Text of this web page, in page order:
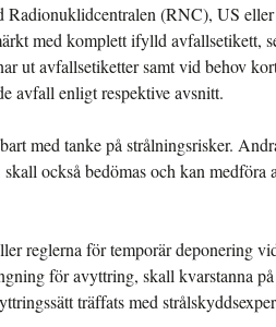
Radionuklidcentralen (RNC), US
med komplett ifylld avfallsetikett,
ut avfallsetiketter samt vid behov
avfall enligt respektive avsnitt.
med tanke på strålningsrisker.
också bedömas och kan medföra
reglerna för temporär deponering
för avyttring, skall kvarstanna
träffats med